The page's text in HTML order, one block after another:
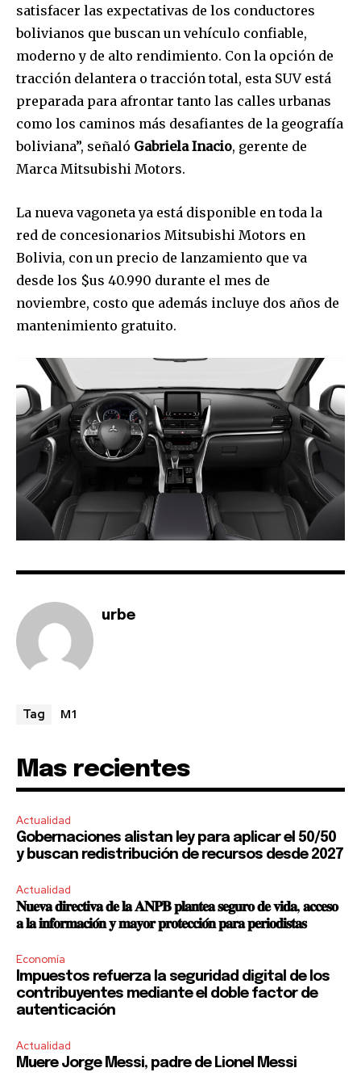
satisfacer las expectativas de los conductores
bolivianos que buscan un vehículo confiable,
moderno y de alto rendimiento. Con la opción de
tracción delantera o tracción total, esta SUV está
preparada para afrontar tanto las calles urbanas
como los caminos más desafiantes de la geografía
boliviana”, señaló Gabriela Inacio, gerente de
Marca Mitsubishi Motors.
La nueva vagoneta ya está disponible en toda la
red de concesionarios Mitsubishi Motors en
Bolivia, con un precio de lanzamiento que va
desde los $us 40.990 durante el mes de
noviembre, costo que además incluye dos años de
mantenimiento gratuito.
urbe
Tag M1
Mas recientes
Actualidad
Gobernaciones alistan ley para aplicar el 50/50
y buscan redistribución de recursos desde 2027
Actualidad
𝐍𝐮𝐞𝐯𝐚 𝐝𝐢𝐫𝐞𝐜𝐭𝐢𝐯𝐚 𝐝𝐞 𝐥𝐚 𝐀𝐍𝐏𝐁 𝐩𝐥𝐚𝐧𝐭𝐞𝐚 𝐬𝐞𝐠𝐮𝐫𝐨 𝐝𝐞 𝐯𝐢𝐝𝐚, 𝐚𝐜𝐜𝐞𝐬𝐨
𝐚 𝐥𝐚 𝐢𝐧𝐟𝐨𝐫𝐦𝐚𝐜𝐢𝐨́𝐧 𝐲 𝐦𝐚𝐲𝐨𝐫 𝐩𝐫𝐨𝐭𝐞𝐜𝐜𝐢𝐨́𝐧 𝐩𝐚𝐫𝐚 𝐩𝐞𝐫𝐢𝐨𝐝𝐢𝐬𝐭𝐚𝐬
Economía
Impuestos refuerza la seguridad digital de los
contribuyentes mediante el doble factor de
autenticación
Actualidad
Muere Jorge Messi, padre de Lionel Messi